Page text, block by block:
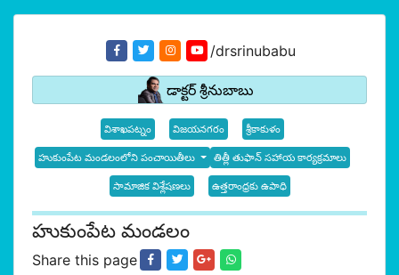
/drsrinubabu
డాక్టర్ శ్రీనుబాబు
విశాఖపట్నం విజయనగరం శ్రీకాకుళం
హుకుంపేట మండలంలోని పంచాయితీలు తిత్లీ తుఫాన్ సహాయ కార్యక్రమాలు
సామాజిక విశ్లేషణలు ఉత్తరాంధ్రకు ఉపాధి
హుకుంపేట మండలం
Share this page